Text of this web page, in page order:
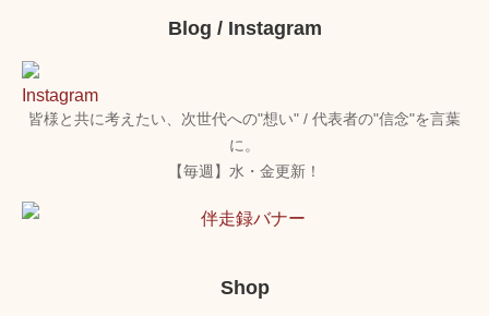
Blog / Instagram
皆様と共に考えたい、次世代への"想い" / 代表者の"信念"を言葉
に。
【毎週】水・金更新！
Shop